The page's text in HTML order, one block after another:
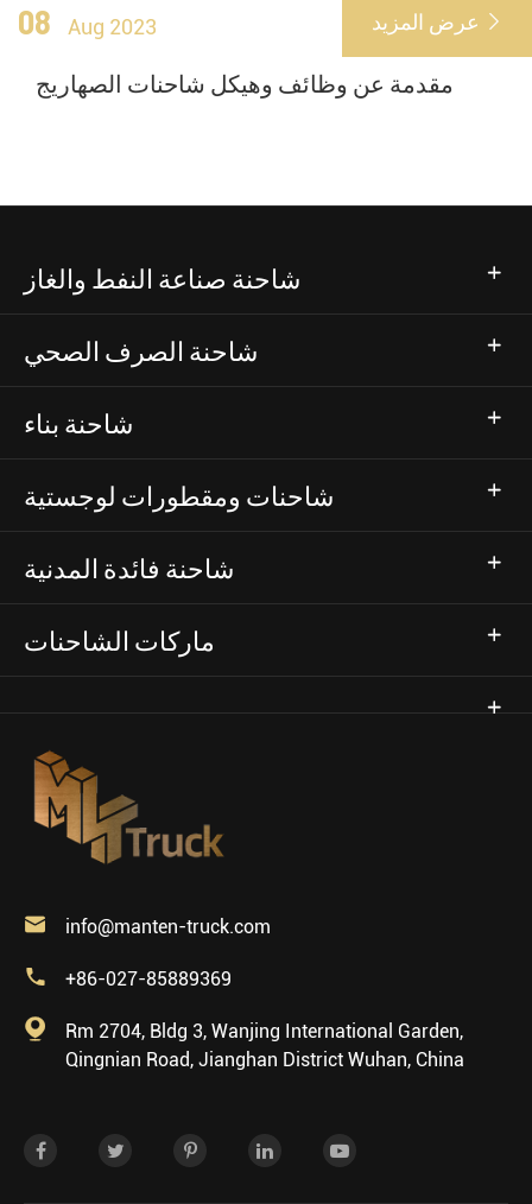
08 Aug 2023 عرض المزيد 
مقدمة عن وظائف وهيكل شاحنات الصهاريج
شاحنة صناعة النفط والغاز
شاحنة الصرف الصحي
شاحنة بناء
شاحنات ومقطورات لوجستية
شاحنة فائدة المدنية
ماركات الشاحنات
 info@manten-truck.com
 +86-027-85889369

Rm 2704, Bldg 3, Wanjing International Garden,
Qingnian Road, Jianghan District Wuhan, China